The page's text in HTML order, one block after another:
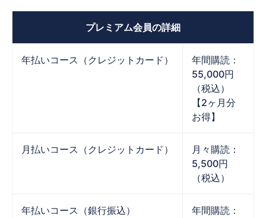
プレミアム会員の詳細
年払いコース（クレジットカード）
年間購読：
55,000円
（税込）
【2ヶ月分
お得】
月払いコース（クレジットカード）
月々購読：
5,500円
（税込）
年払いコース（銀行振込）
年間購読：